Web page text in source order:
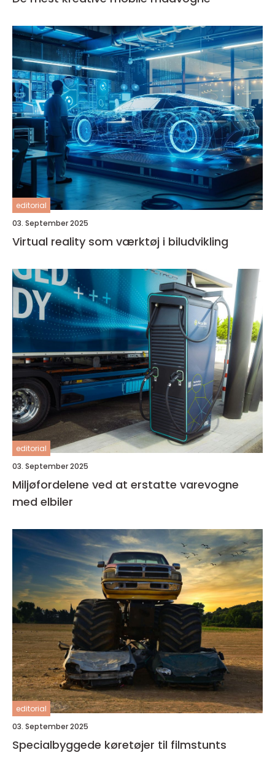
editorial
03. September 2025
Virtual reality som værktøj i biludvikling
editorial
03. September 2025
Miljøfordelene ved at erstatte varevogne
med elbiler
editorial
03. September 2025
Specialbyggede køretøjer til filmstunts